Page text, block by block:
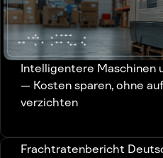
Intelligentere Maschinen
— Kosten sparen, ohne
verzichten
Frachtratenbericht